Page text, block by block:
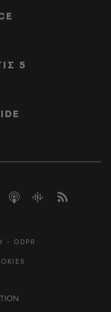
5
- GDPR